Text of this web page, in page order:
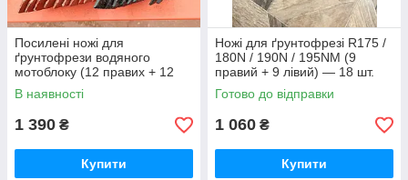
Посилені ножі для
ґрунтофрези водяного
мотоблоку (12 правих + 12
лівих) — 24 шт.(комплект)
В наявності
1 390 ₴
Купити
Ножі для ґрунтофрезі R175 /
180N / 190N / 195NM (9
правий + 9 лівий) — 18 шт.
(комплекс) мотоблоків
Готово до відправки
1 060 ₴
Купити